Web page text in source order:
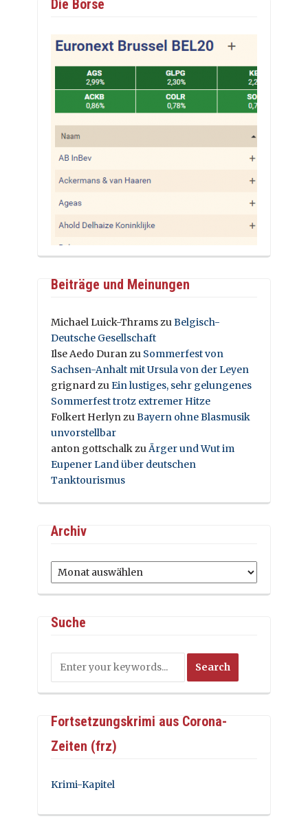
Die Börse
Beiträge und Meinungen
Michael Luick-ThramszuBelgisch-
Deutsche Gesellschaft
Ilse Aedo Duranzu Sommerfest von
Sachsen-Anhalt mit Ursula von der Leyen
grignardzuEin lustiges, sehr gelungenes
Sommerfest trotz extremer Hitze
Folkert HerlynzuBayern ohne Blasmusik
unvorstellbar
anton gottschalkzuÄrger und Wut im
Eupener Land über deutschen
Tanktourismus
Archiv
Archiv
Suche
Fortsetzungskrimi aus Corona-
Zeiten (frz)
Krimi-Kapitel